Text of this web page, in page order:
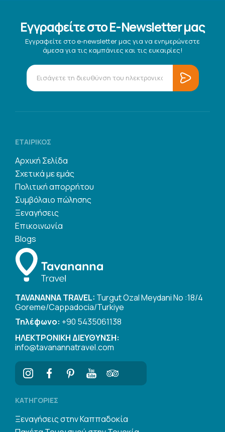
Εγγραφείτε στο E-Newsletter μας
Εγγραφείτε στο e-newsletter μας για να ενημερώνεστε
άμεσα για τις καμπάνιες και τις ευκαιρίες!
ΕΤΑΙΡΙΚΌΣ
Αρχική Σελίδα
Σχετικά με εμάς
Πολιτική απορρήτου
Συμβόλαιο πώλησης
Ξεναγήσεις
Επικοινωνία
Blogs
TAVANANNA TRAVEL: Turgut Ozal Meydani No :18/4
Goreme/Cappadocia/Turkiye
Τηλέφωνο: +90 5435061138
ΗΛΕΚΤΡΟΝΙΚΗ ΔΙΕΥΘΥΝΣΗ:
info@tavanannatravel.com
ΚΑΤΗΓΟΡΊΕΣ
Ξεναγήσεις στην Καππαδοκία